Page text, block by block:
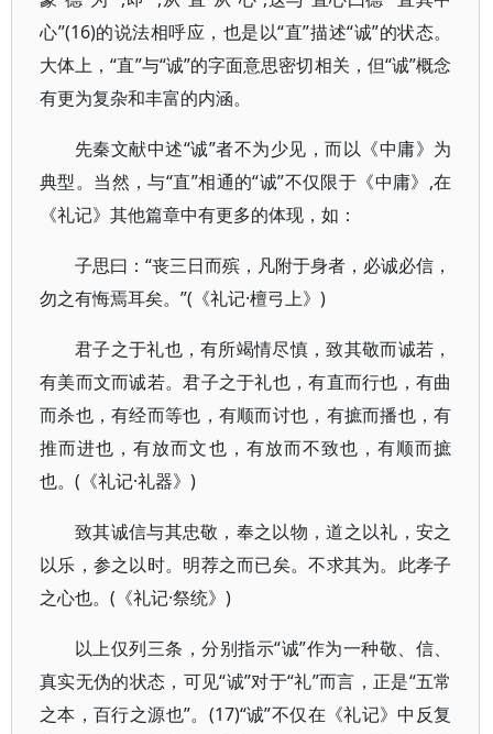
心”(16)的说法相呼应，也是以“直”描述“诚”的状态。
大体上，“直”与“诚”的字面意思密切相关，但“诚”概念
有更为复杂和丰富的内涵。
先秦文献中述“诚”者不为少见，而以《中庸》为
典型。当然，与“直”相通的“诚”不仅限于《中庸》,在
《礼记》其他篇章中有更多的体现，如：
子思曰：“丧三日而殡，凡附于身者，必诚必信，
勿之有悔焉耳矣。”(《礼记·檀弓上》)
君子之于礼也，有所竭情尽慎，致其敬而诚若，
有美而文而诚若。君子之于礼也，有直而行也，有曲
而杀也，有经而等也，有顺而讨也，有摭而播也，有
推而进也，有放而文也，有放而不致也，有顺而摭
也。(《礼记·礼器》)
致其诚信与其忠敬，奉之以物，道之以礼，安之
以乐，参之以时。明荐之而已矣。不求其为。此孝子
之心也。(《礼记·祭统》)
以上仅列三条，分别指示“诚”作为一种敬、信、
真实无伪的状态，可见“诚”对于“礼”而言，正是“五常
之本，百行之源也”。(17)“诚”不仅在《礼记》中反复